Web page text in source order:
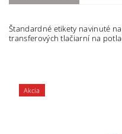
Štandardné etikety navinuté
transferových tlačiarní na
Akcia